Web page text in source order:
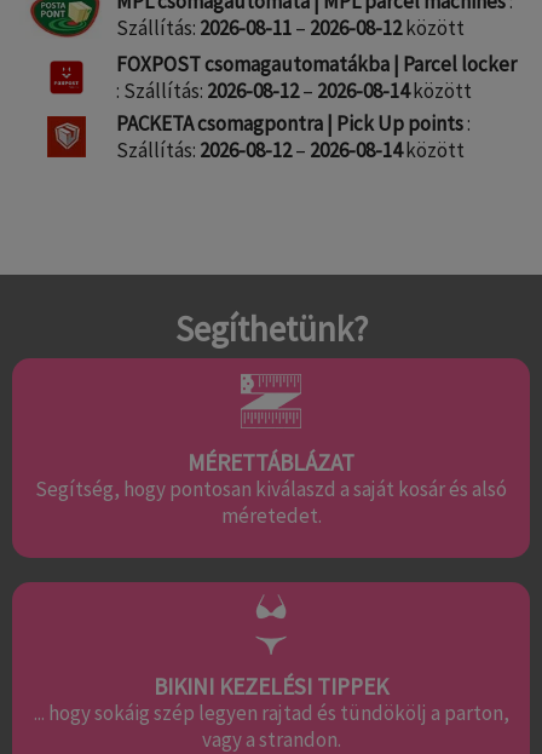
Szállítás: 2026-08-11– 2026-08-12között
FOXPOST csomagautomatákba | Parcel locker
: Szállítás: 2026-08-12– 2026-08-14között
PACKETA csomagpontra | Pick Up points:
Szállítás: 2026-08-12– 2026-08-14között
Segíthetünk?
MÉRETTÁBLÁZAT
Segítség, hogy pontosan kiválaszd a saját kosár és alsó
méretedet.
BIKINI KEZELÉSI TIPPEK
... hogy sokáig szép legyen rajtad és tündökölj a parton,
vagy a strandon.